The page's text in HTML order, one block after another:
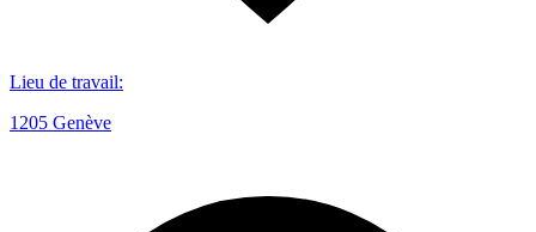
Lieu de travail:
1205 Genève